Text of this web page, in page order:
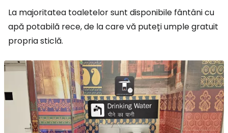
La majoritatea toaletelor sunt disponibile fântâni cu
apă potabilă rece, de la care vă puteți umple gratuit
propria sticlă.